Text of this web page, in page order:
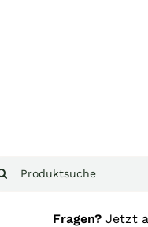
Fragen?Jetzt